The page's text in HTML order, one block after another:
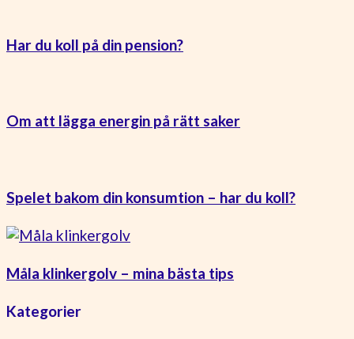
Har du koll på din pension?
Om att lägga energin på rätt saker
Spelet bakom din konsumtion – har du koll?
Måla klinkergolv – mina bästa tips
Kategorier